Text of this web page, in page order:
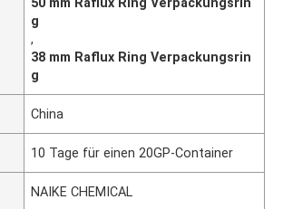
g
,
38 mm Raflux Ring Verpackungsrin
g
China
10 Tage für einen 20GP-Container
NAIKE CHEMICAL